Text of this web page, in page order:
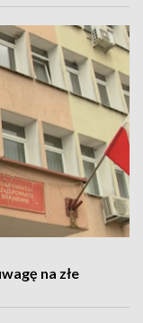
na złe